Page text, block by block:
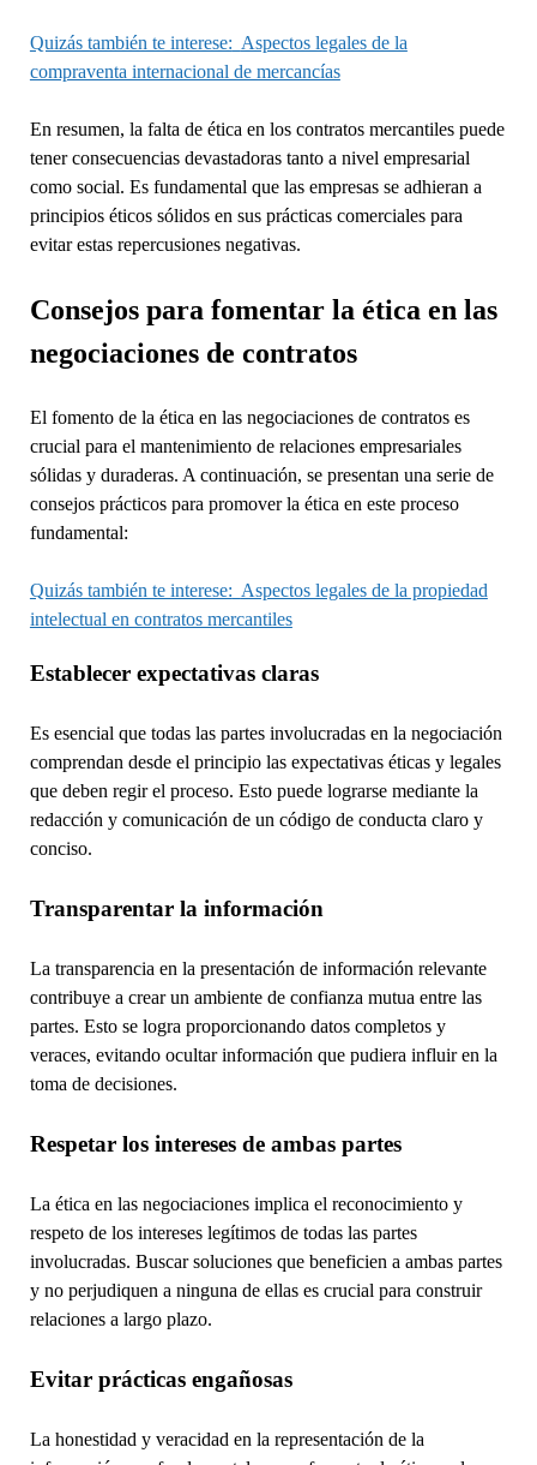
Quizás también te interese: Aspectos legales de la
compraventa internacional de mercancías
En resumen, la falta de ética en los contratos mercantiles puede
tener consecuencias devastadoras tanto a nivel empresarial
como social. Es fundamental que las empresas se adhieran a
principios éticos sólidos en sus prácticas comerciales para
evitar estas repercusiones negativas.
Consejos para fomentar la ética en las
negociaciones de contratos
El fomento de la ética en las negociaciones de contratos es
crucial para el mantenimiento de relaciones empresariales
sólidas y duraderas. A continuación, se presentan una serie de
consejos prácticos para promover la ética en este proceso
fundamental:
Quizás también te interese: Aspectos legales de la propiedad
intelectual en contratos mercantiles
Establecer expectativas claras
Es esencial que todas las partes involucradas en la negociación
comprendan desde el principio las expectativas éticas y legales
que deben regir el proceso. Esto puede lograrse mediante la
redacción y comunicación de un código de conducta claro y
conciso.
Transparentar la información
La transparencia en la presentación de información relevante
contribuye a crear un ambiente de confianza mutua entre las
partes. Esto se logra proporcionando datos completos y
veraces, evitando ocultar información que pudiera influir en la
toma de decisiones.
Respetar los intereses de ambas partes
La ética en las negociaciones implica el reconocimiento y
respeto de los intereses legítimos de todas las partes
involucradas. Buscar soluciones que beneficien a ambas partes
y no perjudiquen a ninguna de ellas es crucial para construir
relaciones a largo plazo.
Evitar prácticas engañosas
La honestidad y veracidad en la representación de la